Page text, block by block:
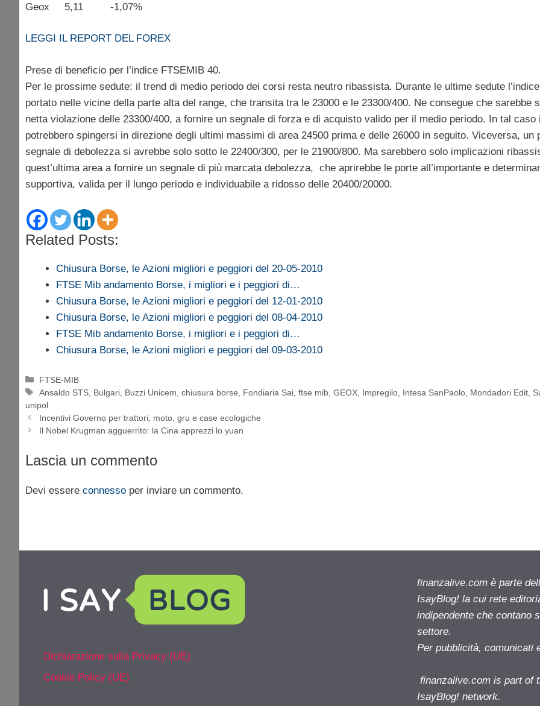
Geox 5,11 -1,07%
LEGGI IL REPORT DEL FOREX
Prese di beneficio per l’indice FTSEMIB 40.
Per le prossime sedute: il trend di medio periodo dei corsi resta neutro ribassista. Durante le ultime sedute
portato nelle vicine della parte alta del range, che transita tra le 23000 e le 23300/400. Ne consegue che sarebbe
netta violazione delle 23300/400, a fornire un segnale di forza e di acquisto valido per il medio periodo. In tal caso
potrebbero spingersi in direzione degli ultimi massimi di area 24500 prima e delle 26000 in seguito. Viceversa, un
segnale di debolezza si avrebbe solo sotto le 22400/300, per le 21900/800. Ma sarebbero solo implicazioni
quest’ultima area a fornire un segnale di più marcata debolezza, che aprirebbe le porte all’importante e
supportiva, valida per il lungo periodo e individuabile a ridosso delle 20400/20000.
Related Posts:
Chiusura Borse, le Azioni migliori e peggiori del 20-05-2010
FTSE Mib andamento Borse, i migliori e i peggiori di…
Chiusura Borse, le Azioni migliori e peggiori del 12-01-2010
Chiusura Borse, le Azioni migliori e peggiori del 08-04-2010
FTSE Mib andamento Borse, i migliori e i peggiori di…
Chiusura Borse, le Azioni migliori e peggiori del 09-03-2010
Categorie
FTSE-MIB
Tag
Ansaldo STS Bulgari Buzzi Unicem ,chiusura borse Fondiaria Sai ,ftse mib ,GEOX Impregilo Intesa SanPaolo Mondadori Edit
unipol
Incentivi Governo per trattori, moto, gru e case ecologiche
Il Nobel Krugman agguerrito: la Cina apprezzi lo yuan
Lascia un commento
Devi essere connesso per inviare un commento.
Dichiarazione sulla Privacy (UE)
Cookie Policy (UE)
finanzalive.com è parte
IsayBlog! la cui rete
indipendente che contano
settore.
Per pubblicità, comunicati
finanzalive.com is part of
IsayBlog! network.